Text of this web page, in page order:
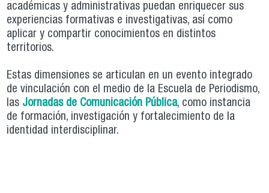
académicas y administrativas puedan enriquecer sus
experiencias formativas e investigativas, así como
aplicar y compartir conocimientos en distintos
territorios.
Estas dimensiones se articulan en un evento integrado
de vinculación con el medio de la Escuela de Periodismo,
las Jornadas de Comunicación Pública, como instancia
de formación, investigación y fortalecimiento de la
identidad interdisciplinar.